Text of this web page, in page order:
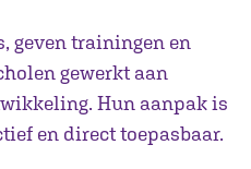
geven trainingen en
gewerkt aan
Hun aanpak is
en direct toepasbaar.